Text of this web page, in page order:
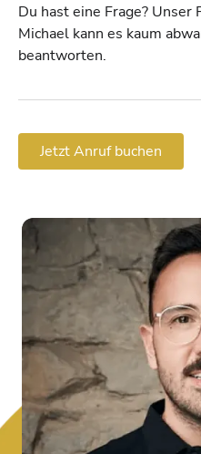
Du hast eine Frage?
Michael kann es kaum
beantworten.
Jetzt Anruf buchen